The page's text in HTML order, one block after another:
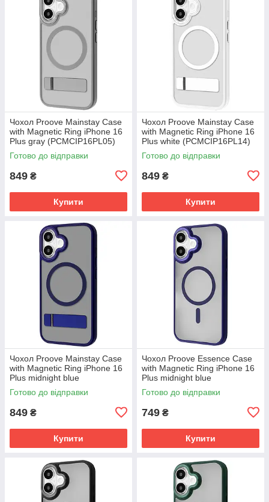
Чохол Proove Mainstay Case
with Magnetic Ring iPhone 16
Plus gray (PCMCIP16PL05)
Готово до відправки
849 ₴
Купити
Чохол Proove Mainstay Case
with Magnetic Ring iPhone 16
Plus white (PCMCIP16PL14)
Готово до відправки
849 ₴
Купити
Чохол Proove Mainstay Case
with Magnetic Ring iPhone 16
Plus midnight blue
(PCMCIP16PL08)
Готово до відправки
849 ₴
Купити
Чохол Proove Essence Case
with Magnetic Ring iPhone 16
Plus midnight blue
(PCECIP16PL08)
Готово до відправки
749 ₴
Купити